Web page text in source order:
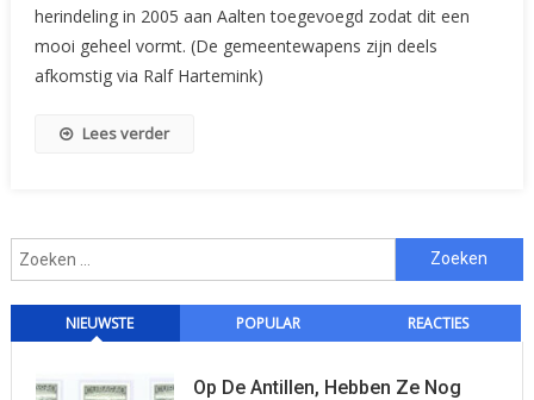
Aalten
herindeling in 2005 aan Aalten toegevoegd zodat dit een
mooi geheel vormt. (De gemeentewapens zijn deels
afkomstig via Ralf Hartemink)
Lees verder
Zoeken
naar:
NIEUWSTE POPULAR REACTIES
Op De Antillen, Hebben Ze Nog